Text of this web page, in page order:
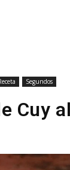
Segundos
Cuy